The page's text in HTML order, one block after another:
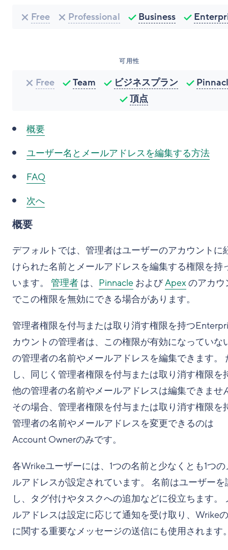
Free Professional Business
可用性
Free Team ビジネスプラン
頂点
概要
ユーザー名とメールアドレスを編集する方法
FAQ
次へ
概要
デフォルトでは、管理者はユーザーのアカウントに
けられた名前とメールアドレスを編集する権限を持
います。 管理者 は、 Pinnacle およびApexのアカウ
でこの権限を無効にできる場合があります。
管理者権限を付与または取り消す権限を持つ
カウントの管理者は、この権限が有効になっていな
の管理者の名前やメールアドレスを編集できます。
し、同じく管理者権限を付与または取り消す権限を
他の管理者の名前やメールアドレスは編集できませ
その場合、管理者権限を付与または取り消す権限を
管理者の名前やメールアドレスを変更できるのは
Account Ownerのみです。
各Wrikeユーザーには、1つの名前と少なくとも1つ
ルアドレスが設定されています。 名前はユーザーを
し、タグ付けやタスクへの追加などに役立ちます。
ルアドレスは設定に応じて通知を受け取り、Wrike
に関する重要なメッセージの送信にも使用されます